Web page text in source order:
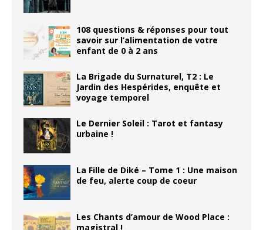
108 questions & réponses pour tout
savoir sur l’alimentation de votre
enfant de 0 à 2 ans
La Brigade du Surnaturel, T2 : Le
Jardin des Hespérides, enquête et
voyage temporel
Le Dernier Soleil : Tarot et fantasy
urbaine !
La Fille de Diké – Tome 1 : Une maison
de feu, alerte coup de coeur
Les Chants d’amour de Wood Place :
magistral !